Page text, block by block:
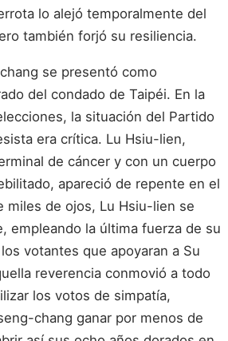
lo alejó temporalmente del
también forjó su resiliencia.
se presentó como
del condado de Taipéi. En la
la situación del Partido
era crítica. Lu Hsiu-lien,
de cáncer y con un cuerpo
apareció de repente en el
miles de ojos, Lu Hsiu-lien se
empleando la última fuerza de su
votantes que apoyaran a Su
reverencia conmovió a todo
los votos de simpatía,
chang ganar por menos de